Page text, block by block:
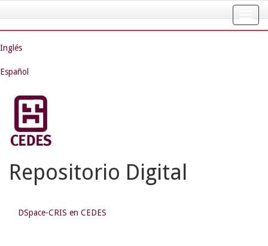
navigation
Inglés
Español
Repositorio Digital
DSpace-CRIS en CEDES